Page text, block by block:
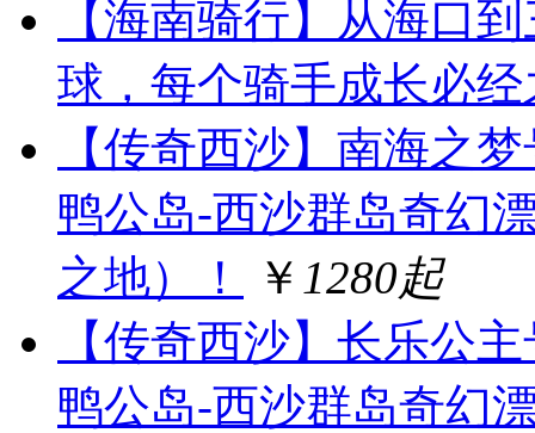
【海南骑行】从海口
球，每个骑手成长必经
【传奇西沙】南海之
鸭公岛-西沙群岛奇幻
之地）！
￥ 1280起
【传奇西沙】长乐公
鸭公岛-西沙群岛奇幻